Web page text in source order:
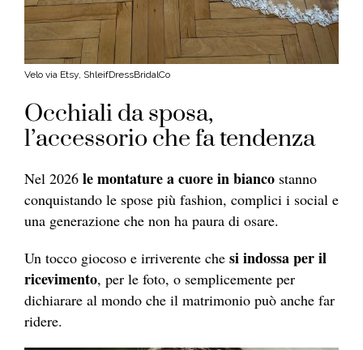
Velo via Etsy, ShleifDressBridalCo
Occhiali da sposa,
l’accessorio che fa tendenza
Nel 2026 le montature a cuore in bianco stanno
conquistando le spose più fashion, complici i social e
una generazione che non ha paura di osare.
Un tocco giocoso e irriverente che si indossa per il
ricevimento, per le foto, o semplicemente per
dichiarare al mondo che il matrimonio può anche far
ridere.